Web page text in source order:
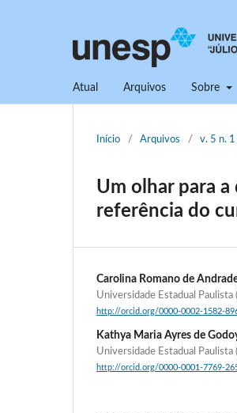
Atual Arquivos Sobre
Início / Arquivos / v. 5 n.
Um olhar para
referência do
Carolina Romano de
Universidade Estadual
http://orcid.org/0000-0002-1582-
Kathya Maria Ayres de
Universidade Estadual
http://orcid.org/0000-0001-7769-